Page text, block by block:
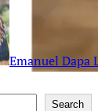
Emanuel Dapa
Search